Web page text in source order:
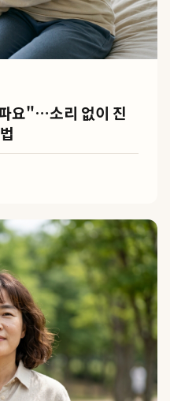
요"…소리 없이 진